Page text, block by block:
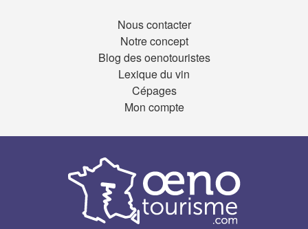
Nous contacter
Notre concept
Blog des oenotouristes
Lexique du vin
Cépages
Mon compte